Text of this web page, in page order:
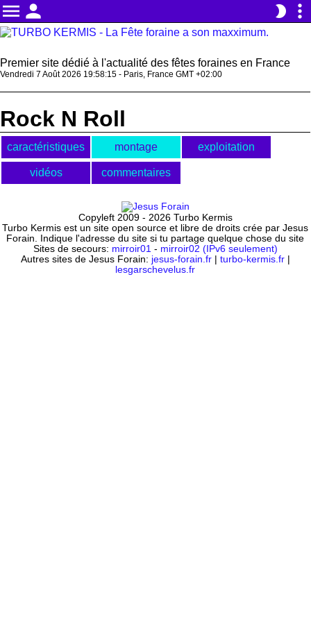
menu person brightness_2 more_vert
Premier site dédié à l'actualité des fêtes foraines en France
Vendredi 7 Août 2026 19:58:15 - Paris, France GMT +02:00
Rock N Roll
caractéristiques montage exploitation
vidéos commentaires
Copyleft 2009 - 2026 Turbo Kermis
Turbo Kermis est un site open source et libre de droits crée par Jesus
Forain. Indique l'adresse du site si tu partage quelque chose du site
Sites de secours: mirroir01 - mirroir02 (IPv6 seulement)
Autres sites de Jesus Forain: jesus-forain.fr| turbo-kermis.fr|
lesgarschevelus.fr